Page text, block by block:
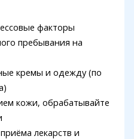
факторы
пребывания на
кремы и одежду (по
кожи, обрабатывайте
лекарств и